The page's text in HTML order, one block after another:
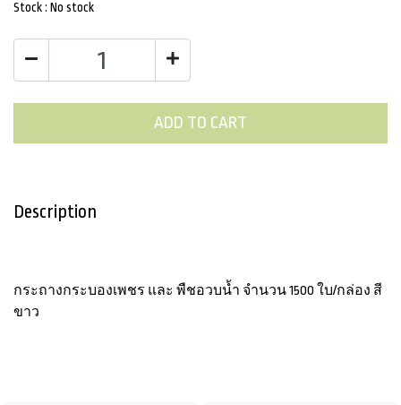
Stock : No stock
ADD TO CART
Description
กระถางกระบองเพชร และ พืชอวบน้ำ จำนวน 1500 ใบ/กล่อง สี
ขาว